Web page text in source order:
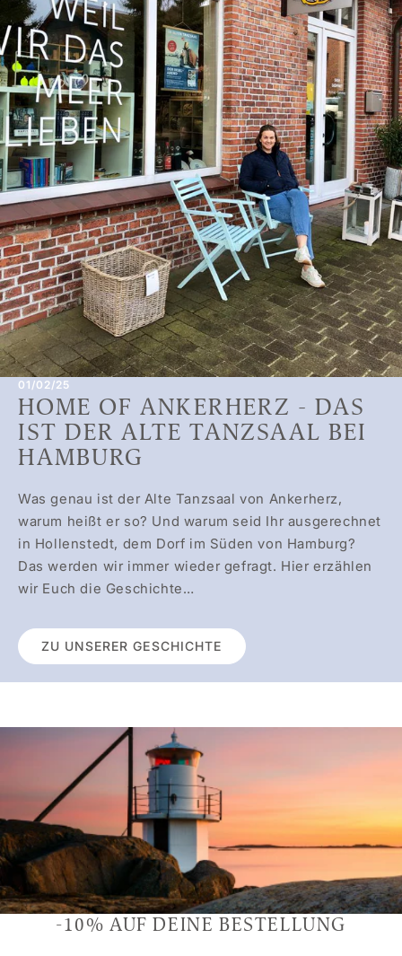
01/02/25
HOME OF ANKERHERZ - DAS
IST DER ALTE TANZSAAL BEI
HAMBURG
Was genau ist der Alte Tanzsaal von Ankerherz,
warum heißt er so? Und warum seid Ihr ausgerechnet
in Hollenstedt, dem Dorf im Süden von Hamburg?
Das werden wir immer wieder gefragt. Hier erzählen
wir Euch die Geschichte…
ZU UNSERER GESCHICHTE
-10% AUF DEINE BESTELLUNG